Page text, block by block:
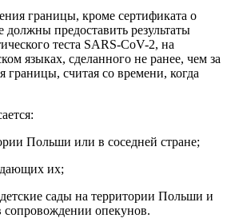
границы, кроме сертификата о
предоставить результаты
теста SARS-CoV-2, на
языках, сделанного не ранее, чем за
границы, считая со времени, когда
Польши или в соседней стране;
их;
сады на территории Польши и
сопровождении опекунов.